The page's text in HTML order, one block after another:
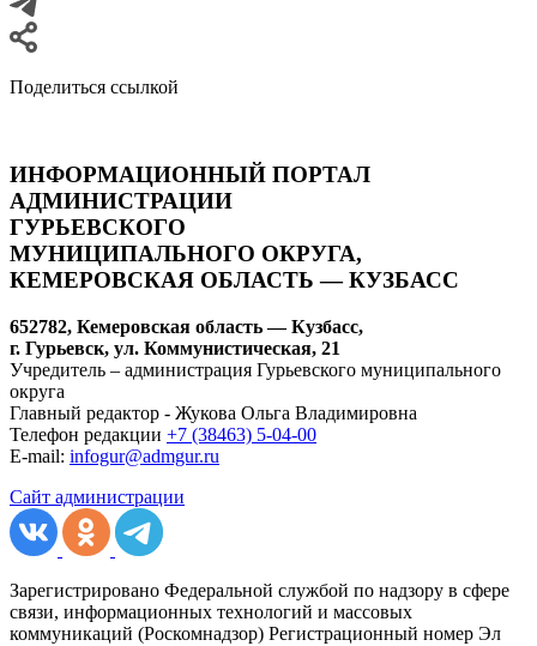
Поделиться ссылкой
ИНФОРМАЦИОННЫЙ ПОРТАЛ
АДМИНИСТРАЦИИ
ГУРЬЕВСКОГО
МУНИЦИПАЛЬНОГО ОКРУГА,
КЕМЕРОВСКАЯ ОБЛАСТЬ — КУЗБАСС
652782, Кемеровская область — Кузбасс,
г. Гурьевск, ул. Коммунистическая, 21
Учредитель – администрация Гурьевского муниципального
округа
Главный редактор - Жукова Ольга Владимировна
Телефон редакции +7 (38463) 5-04-00
E-mail: infogur@admgur.ru
Сайт администрации
Зарегистрировано Федеральной службой по надзору в сфере
связи, информационных технологий и массовых
коммуникаций (Роскомнадзор) Регистрационный номер Эл